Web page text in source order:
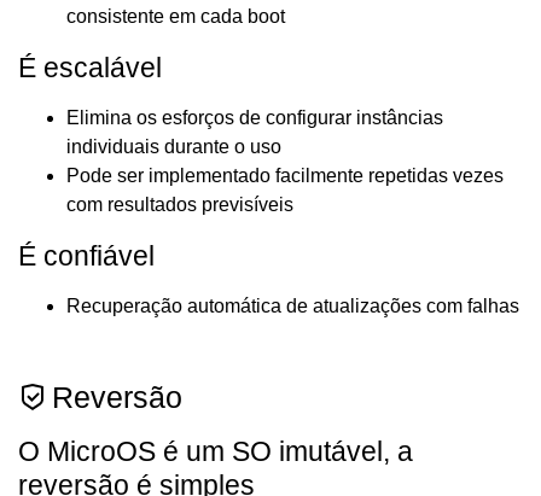
consistente em cada boot
É escalável
Elimina os esforços de configurar instâncias
individuais durante o uso
Pode ser implementado facilmente repetidas vezes
com resultados previsíveis
É confiável
Recuperação automática de atualizações com falhas
Reversão
O MicroOS é um SO imutável, a
reversão é simples